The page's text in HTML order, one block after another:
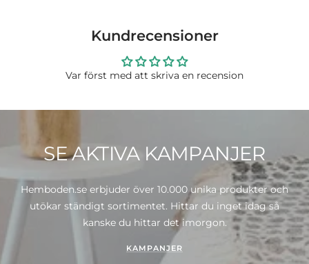
Kundrecensioner
Var först med att skriva en recension
SE AKTIVA KAMPANJER
Hemboden.se erbjuder över 10.000 unika produkter och
utökar ständigt sortimentet. Hittar du inget idag så
kanske du hittar det imorgon.
KAMPANJER